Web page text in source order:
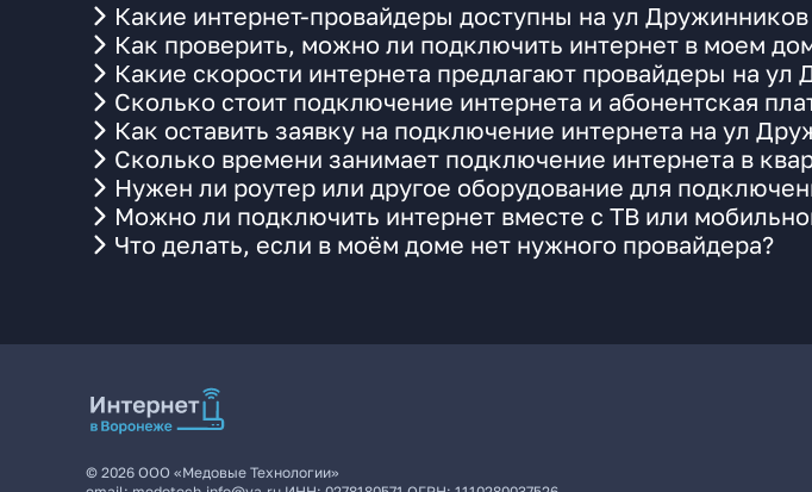
Какие интернет-провайдеры доступны на ул
Как проверить, можно ли подключить интернет в моем
Какие скорости интернета предлагают провайдеры на
Сколько стоит подключение интернета и абонентская
Как оставить заявку на подключение интернета на ул
Сколько времени занимает подключение интернета в
Нужен ли роутер или другое оборудование для
Можно ли подключить интернет вместе с ТВ или
Что делать, если в моём доме нет нужного провайдера?
© 2026 ООО «Медовые Технологии»